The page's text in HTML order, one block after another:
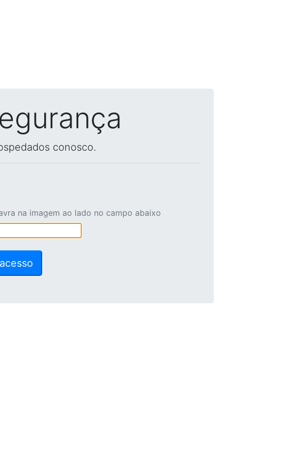
conosco.
na imagem ao lado no campo abaixo